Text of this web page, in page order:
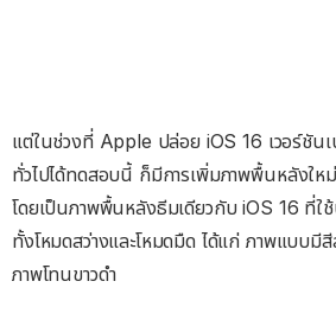
แต่ในช่วงที่ Apple ปล่อย iOS 16 เวอร์ชัน
ทั่วไปได้ทดสอบนี้ ก็มีการเพิ่มภาพพื้นหลังให
โดยเป็นภาพพื้นหลังธีมเดียวกับ iOS 16 ที่
ทั้งโหมดสว่างและโหมดมืด ได้แก่ ภาพแบบมี
ภาพโทนขาวดำ